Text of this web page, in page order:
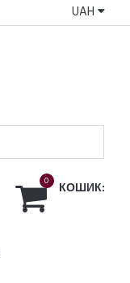
UAH
0 КОШИК: